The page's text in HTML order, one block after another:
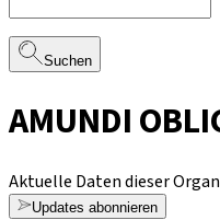
Suchen
AMUNDI
Aktuelle Daten dieser
Updates abonnieren